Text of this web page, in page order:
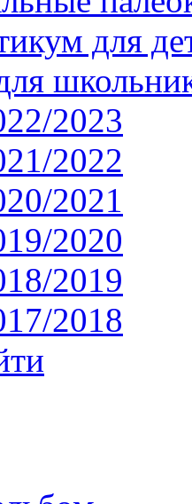
для
2023
2022
2021
2020
2019
2018